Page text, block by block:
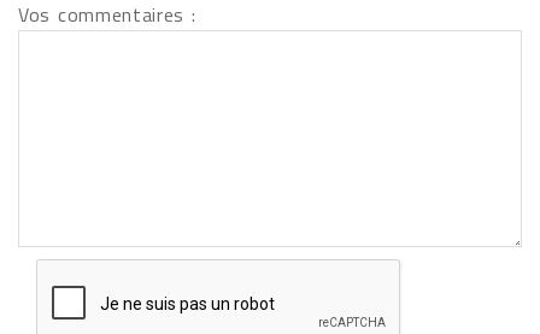
Vos commentaires :